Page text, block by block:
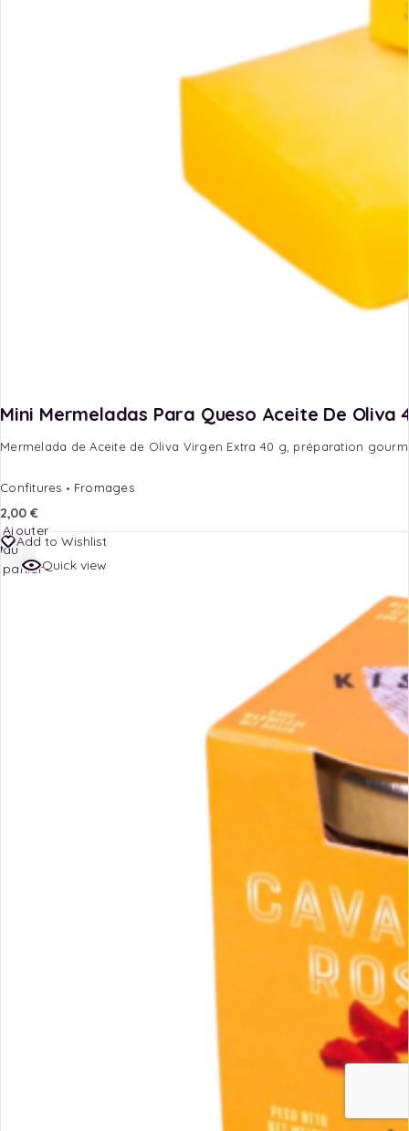
Mini Mermeladas Para Queso Aceite De Oliva
Mermelada de Aceite de Oliva Virgen Extra 40 g, préparation
Confitures Fromages
2,00 €
Add to Wishlist
Quick view
Ajouter
au
panier